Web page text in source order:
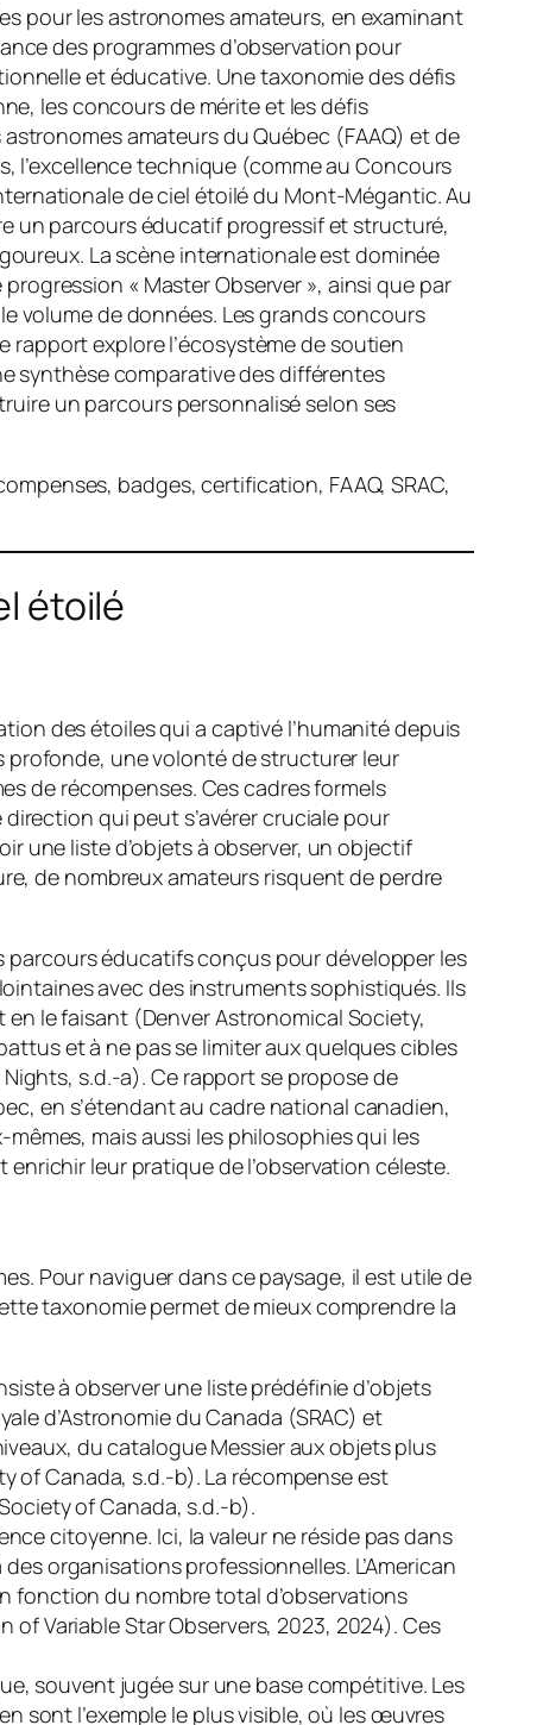
pour les astronomes amateurs, en examinant
des programmes d’observation pour
et éducative. Une taxonomie des défis
les concours de mérite et les défis
amateurs du Québec (FAAQ) et de
l’excellence technique (comme au Concours
de ciel étoilé du Mont-Mégantic. Au
un parcours éducatif progressif et structuré,
La scène internationale est dominée
« Master Observer », ainsi que par
volume de données. Les grands concours
explore l’écosystème de soutien
synthèse comparative des différentes
un parcours personnalisé selon ses
badges, certification, FAAQ, SRAC,
étoilé
des étoiles qui a captivé l’humanité depuis
profonde, une volonté de structurer leur
de récompenses. Ces cadres formels
qui peut s’avérer cruciale pour
une liste d’objets à observer, un objectif
de nombreux amateurs risquent de perdre
parcours éducatifs conçus pour développer les
avec des instruments sophistiqués. Ils
le faisant (Denver Astronomical Society,
et à ne pas se limiter aux quelques cibles
s.d.-a). Ce rapport se propose de
en s’étendant au cadre national canadien,
mais aussi les philosophies qui les
leur pratique de l’observation céleste.
Pour naviguer dans ce paysage, il est utile de
taxonomie permet de mieux comprendre la
à observer une liste prédéfinie d’objets
d’Astronomie du Canada (SRAC) et
du catalogue Messier aux objets plus
of Canada, s.d.-b). La récompense est
of Canada, s.d.-b).
citoyenne. Ici, la valeur ne réside pas dans
organisations professionnelles. L’American
fonction du nombre total d’observations
Variable Star Observers, 2023, 2024). Ces
souvent jugée sur une base compétitive. Les
sont l’exemple le plus visible, où les œuvres